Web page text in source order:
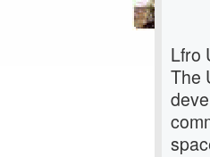
Lfro
The